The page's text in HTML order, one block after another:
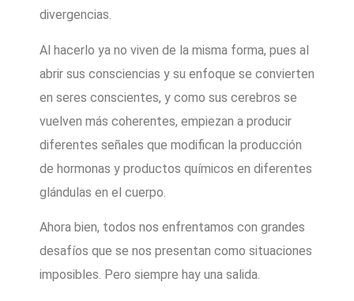
divergencias.
Al hacerlo ya no viven de la misma forma, pues al
abrir sus consciencias y su enfoque se convierten
en seres conscientes, y como sus cerebros se
vuelven más coherentes, empiezan a producir
diferentes señales que modifican la producción
de hormonas y productos químicos en diferentes
glándulas en el cuerpo.
Ahora bien, todos nos enfrentamos con grandes
desafíos que se nos presentan como situaciones
imposibles. Pero siempre hay una salida.